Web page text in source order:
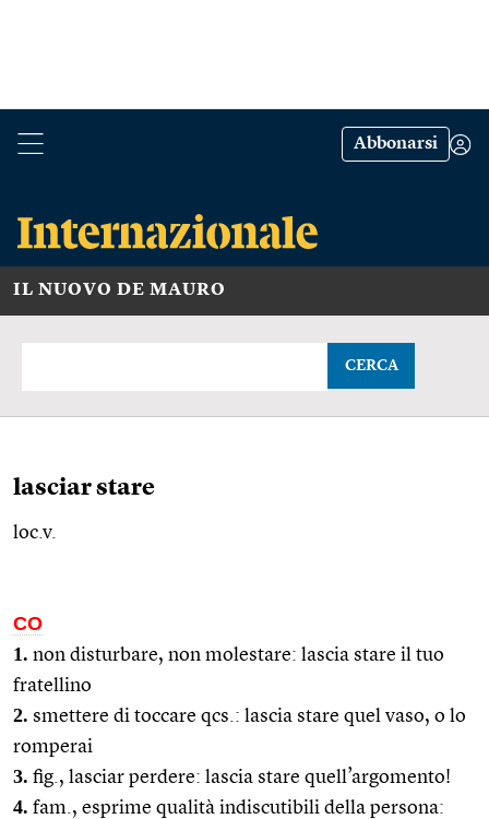
Abbonarsi
IL NUOVO DE MAURO
CERCA
lasciar stare
loc.v.
CO
1. non disturbare, non molestare: lascia stare il tuo
fratellino
2. smettere di toccare qcs. : lascia stare quel vaso, o lo
romperai
3. fig. , lasciar perdere: lascia stare quell’argomento!
4. fam. , esprime qualità indiscutibili della persona: